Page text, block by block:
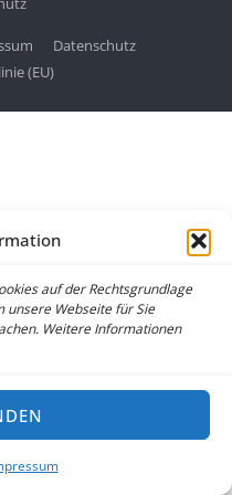
auf der Rechtsgrundlage
unsere Webseite für Sie
Weitere Informationen
Datenschutz
(EU)